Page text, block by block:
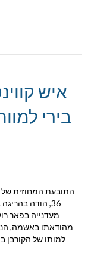
איש
בירי
התובעת המחוזית של
מעדנייה בפאר
למותו של הקורבן